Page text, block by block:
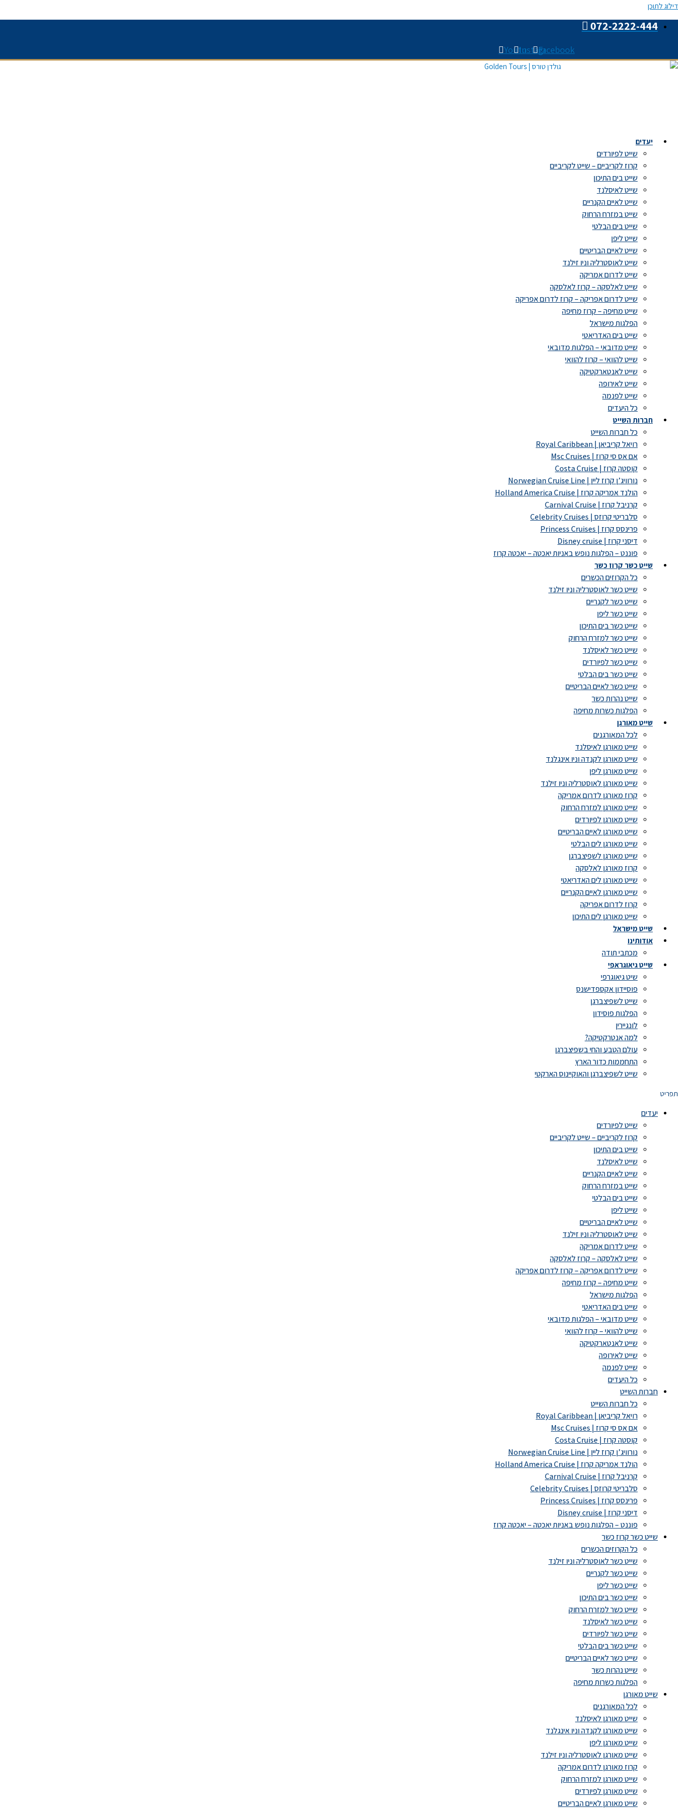
דילוג לתוכן
072-2222-444
Facebook
Instagram
Youtube
יעדים
שייט לפיורדים
קרוז לקריביים – שייט לקריביים
שייט בים התיכון
שייט לאיסלנד
שייט לאיים הקנריים
שייט במזרח הרחוק
שייט בים הבלטי
שייט ליפן
שייט לאיים הבריטיים
שייט לאוסטרליה וניו זילנד
שייט לדרום אמריקה
שייט לאלסקה – קרוז לאלסקה
שייט לדרום אפריקה – קרוז לדרום אפריקה
שייט מחיפה – קרוז מחיפה
הפלגות מישראל
שייט בים האדריאטי
שייט מדובאי – הפלגות מדובאי
שייט להוואי – קרוז להוואי
שייט לאנטארקטיקה
שייט לאירופה
שייט לפנמה
כל היעדים
חברות השייט
כל חברות השייט
רויאל קריביאן | Royal Caribbean
אם אס סי קרוז | Msc Cruises
קוסטה קרוז | Costa Cruise
נורוויג’ן קרוז ליין | Norwegian Cruise Line
הולנד אמריקה קרוז | Holland America Cruise
קרניבל קרוז | Carnival Cruise
סלבריטי קרוזס | Celebrity Cruises
פרינסס קרוז | Princess Cruises
דיסני קרוז | Disney cruise
פוננט – הפלגות נופש באניות יאכטה – יאכטה קרוז
שייט כשר קרוז כשר
כל הקרוזים הכשרים
שייט כשר לאוסטרליה וניו זילנד
שייט כשר לקנריים
שייט כשר ליפן
שייט כשר בים התיכון
שייט כשר למזרח הרחוק
שייט כשר לאיסלנד
שייט כשר לפיורדים
שייט כשר בים הבלטי
שייט כשר לאיים הבריטיים
שייט נהרות כשר
הפלגות כשרות מחיפה
שייט מאורגן
לכל המאורגנים
שייט מאורגן לאיסלנד
שייט מאורגן לקנדה וניו אינגלנד
שייט מאורגן ליפן
שייט מאורגן לאוסטרליה וניו זילנד
קרוז מאורגן לדרום אמריקה
שייט מאורגן למזרח הרחוק
שייט מאורגן לפיורדים
שייט מאורגן לאיים הבריטיים
שייט מאורגן לים הבלטי
שייט מאורגן לשפיצברגן
קרוז מאורגן לאלסקה
שייט מאורגן לים האדריאטי
שייט מאורגן לאיים הקנריים
קרוז לדרום אפריקה
שייט מאורגן לים התיכון
שייט מישראל
אודותינו
מכתבי תודה
שייט גיאוגראפי
שיט גיאוגרפי
פוסיידון אקספדישנס
שייט לשפיצברגן
הפלגות פוסידון
לונגיירין
למה אנטרקטיקה?
עולם הטבע והחי בשפיצברגן
התחממות כדור הארץ
שייט לשפיצברגן והאוקיינוס הארקטי
תפריט
יעדים
שייט לפיורדים
קרוז לקריביים – שייט לקריביים
שייט בים התיכון
שייט לאיסלנד
שייט לאיים הקנריים
שייט במזרח הרחוק
שייט בים הבלטי
שייט ליפן
שייט לאיים הבריטיים
שייט לאוסטרליה וניו זילנד
שייט לדרום אמריקה
שייט לאלסקה – קרוז לאלסקה
שייט לדרום אפריקה – קרוז לדרום אפריקה
שייט מחיפה – קרוז מחיפה
הפלגות מישראל
שייט בים האדריאטי
שייט מדובאי – הפלגות מדובאי
שייט להוואי – קרוז להוואי
שייט לאנטארקטיקה
שייט לאירופה
שייט לפנמה
כל היעדים
חברות השייט
כל חברות השייט
רויאל קריביאן | Royal Caribbean
אם אס סי קרוז | Msc Cruises
קוסטה קרוז | Costa Cruise
נורוויג’ן קרוז ליין | Norwegian Cruise Line
הולנד אמריקה קרוז | Holland America Cruise
קרניבל קרוז | Carnival Cruise
סלבריטי קרוזס | Celebrity Cruises
פרינסס קרוז | Princess Cruises
דיסני קרוז | Disney cruise
פוננט – הפלגות נופש באניות יאכטה – יאכטה קרוז
שייט כשר קרוז כשר
כל הקרוזים הכשרים
שייט כשר לאוסטרליה וניו זילנד
שייט כשר לקנריים
שייט כשר ליפן
שייט כשר בים התיכון
שייט כשר למזרח הרחוק
שייט כשר לאיסלנד
שייט כשר לפיורדים
שייט כשר בים הבלטי
שייט כשר לאיים הבריטיים
שייט נהרות כשר
הפלגות כשרות מחיפה
שייט מאורגן
לכל המאורגנים
שייט מאורגן לאיסלנד
שייט מאורגן לקנדה וניו אינגלנד
שייט מאורגן ליפן
שייט מאורגן לאוסטרליה וניו זילנד
קרוז מאורגן לדרום אמריקה
שייט מאורגן למזרח הרחוק
שייט מאורגן לפיורדים
שייט מאורגן לאיים הבריטיים